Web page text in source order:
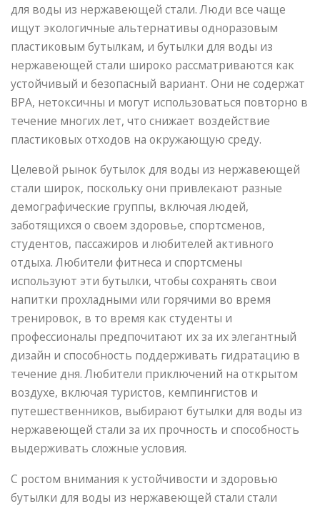
для воды из нержавеющей стали. Люди все чаще
ищут экологичные альтернативы одноразовым
пластиковым бутылкам, и бутылки для воды из
нержавеющей стали широко рассматриваются как
устойчивый и безопасный вариант. Они не содержат
BPA, нетоксичны и могут использоваться повторно в
течение многих лет, что снижает воздействие
пластиковых отходов на окружающую среду.
Целевой рынок бутылок для воды из нержавеющей
стали широк, поскольку они привлекают разные
демографические группы, включая людей,
заботящихся о своем здоровье, спортсменов,
студентов, пассажиров и любителей активного
отдыха. Любители фитнеса и спортсмены
используют эти бутылки, чтобы сохранять свои
напитки прохладными или горячими во время
тренировок, в то время как студенты и
профессионалы предпочитают их за их элегантный
дизайн и способность поддерживать гидратацию в
течение дня. Любители приключений на открытом
воздухе, включая туристов, кемпингистов и
путешественников, выбирают бутылки для воды из
нержавеющей стали за их прочность и способность
выдерживать сложные условия.
С ростом внимания к устойчивости и здоровью
бутылки для воды из нержавеющей стали стали